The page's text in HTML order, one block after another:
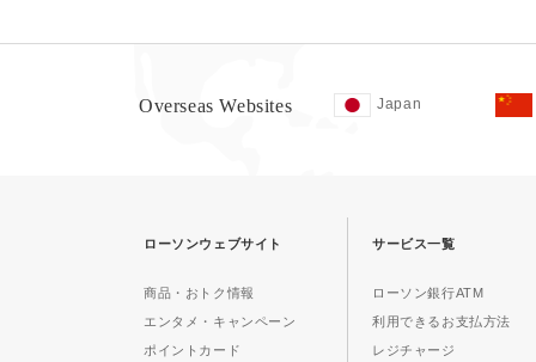
Overseas Websites Japan
ローソンウェブサイト
商品・おトク情報
エンタメ・キャンペーン
ポイントカード
サービス一覧
ローソン銀行ATM
利用できるお支払方法
レジチャージ